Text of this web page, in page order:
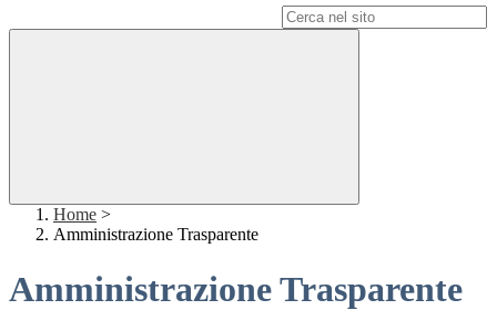
Home >
Amministrazione Trasparente
Amministrazione Trasparente